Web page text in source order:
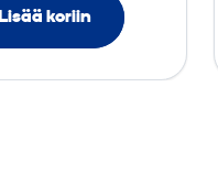
i
V
C
Lisää koriin